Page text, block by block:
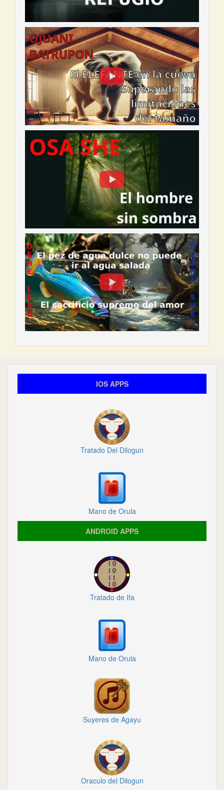
IOS APPS
Tratado Del Dilogun
Mano de Orula
ANDROID APPS
Tratado de Ifa
Mano de Orula
Suyeres de Agayu
Oraculo del Dilogun